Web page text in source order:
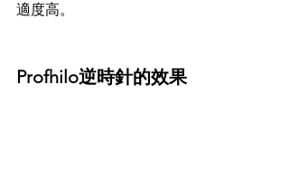
適度高。
Profhilo逆時針的效果